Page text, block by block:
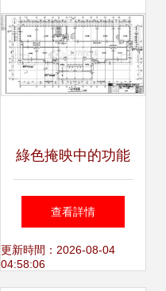
綠色掩映中的功能
性構筑——某環保
公司四層辦公樓建
查看詳情
更新時間：2026-08-04
04:58:06